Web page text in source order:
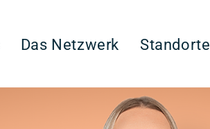
Das Netzwerk Standorte